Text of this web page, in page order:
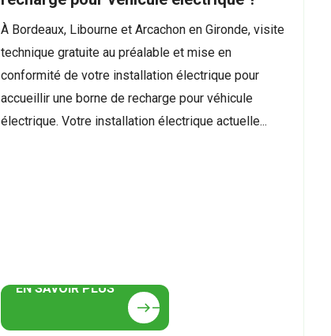
À Bordeaux, Libourne et Arcachon en Gironde, visite
technique gratuite au préalable et mise en
conformité de votre installation électrique pour
accueillir une borne de recharge pour véhicule
électrique. Votre installation électrique actuelle...
EN SAVOIR PLUS
easteast